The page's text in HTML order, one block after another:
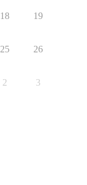
18 19
25 26
2 3